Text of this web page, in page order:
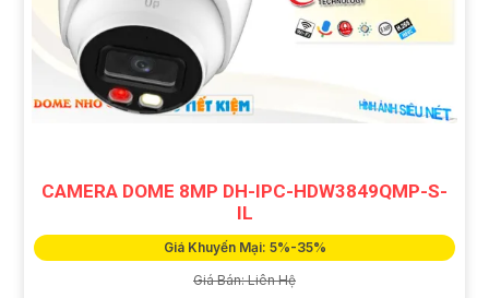
CAMERA DOME 8MP DH-IPC-HDW3849QMP-S-
IL
Giá Khuyến Mại: 5%-35%
Giá Bán: Liên Hệ